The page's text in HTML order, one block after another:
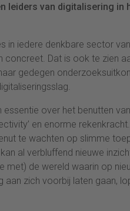
leiders van digitalisering in
in iedere denkbare sector
concreet. Dat is ook te zien
gedegen
over het benutten
en enorme
te wachten op slimme
al verbluffend nieuwe
met) de wereld waarin op
zich voorbij laten gaan,